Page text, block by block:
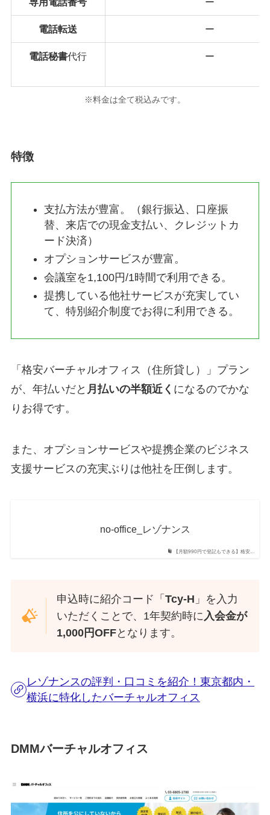
電話転送 ー
電話秘書代行 ー
※料金は全て税込みです。
特徴
支払方法が豊富。（銀行振込、口座振
替、来店での現金支払い、クレジットカ
ード決済）
オプションサービスが豊富。
会議室を1,100円/1時間で利用できる。
提携している他社サービスが充実してい
て、特別紹介制度でお得に利用できる。
「格安バーチャルオフィス（住所貸し）」プラン
が、年払いだと 月払いの半額近く になるのでかな
りお得です。
また、オプションサービスや提携企業のビジネス
支援サービスの充実ぶりは他社を圧倒します。
【月額990円で登記もできる】格安...
no-office_レゾナンス
申込時に紹介コード「Tcy-H 」を入力
いただくことで、1年契約時に入会金が
1,000円OFFとなります。
レゾナンスの評判・口コミを紹介！東京都内・
横浜に特化したバーチャルオフィス
DMMバーチャルオフィス